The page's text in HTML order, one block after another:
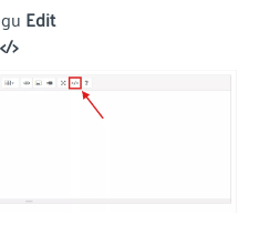
Edit
>